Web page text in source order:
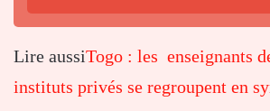
Lire aussiTogo : les enseignants
instituts privés se regroupent en